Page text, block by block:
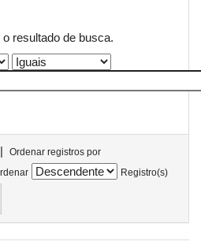
resultado de busca.
|
Ordenar registros por
Registro(s)